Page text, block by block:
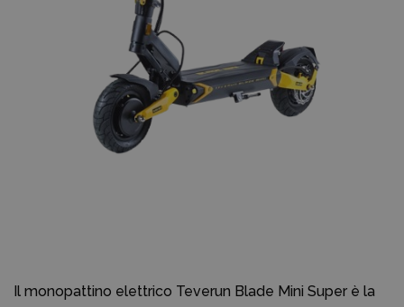
Il monopattino elettrico Teverun Blade Mini Super è la